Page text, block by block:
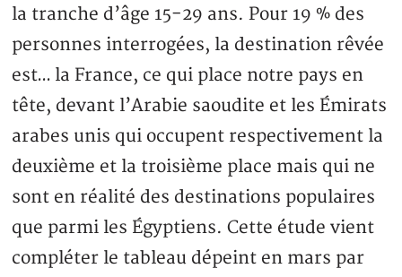
la tranche d’âge 15-29 ans. Pour 19 % des
personnes interrogées, la destination rêvée
est… la France, ce qui place notre pays en
tête, devant l’Arabie saoudite et les Émirats
arabes unis qui occupent respectivement la
deuxième et la troisième place mais qui ne
sont en réalité des destinations populaires
que parmi les Égyptiens. Cette étude vient
compléter le tableau dépeint en mars par